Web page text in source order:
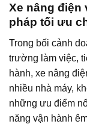
Xe nâng điện
pháp tối ưu
Trong bối cảnh
trường làm việc,
hành, xe nâng
nhiều nhà máy,
những ưu điểm
năng vận hành